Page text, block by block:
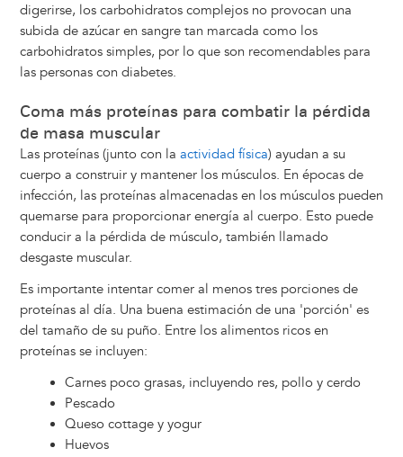
digerirse, los carbohidratos complejos no provocan una
subida de azúcar en sangre tan marcada como los
carbohidratos simples, por lo que son recomendables para
las personas con diabetes.
Coma más proteínas para combatir la pérdida
de masa muscular
Las proteínas (junto con la actividad física) ayudan a su
cuerpo a construir y mantener los músculos. En épocas de
infección, las proteínas almacenadas en los músculos pueden
quemarse para proporcionar energía al cuerpo. Esto puede
conducir a la pérdida de músculo, también llamado
desgaste muscular.
Es importante intentar comer al menos tres porciones de
proteínas al día. Una buena estimación de una 'porción' es
del tamaño de su puño. Entre los alimentos ricos en
proteínas se incluyen:
Carnes poco grasas, incluyendo res, pollo y cerdo
Pescado
Queso cottage y yogur
Huevos